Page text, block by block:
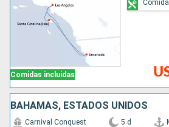
Comidas incluidas
BAHAMAS, ESTADOS UNIDOS
Carnival Conquest 5 d